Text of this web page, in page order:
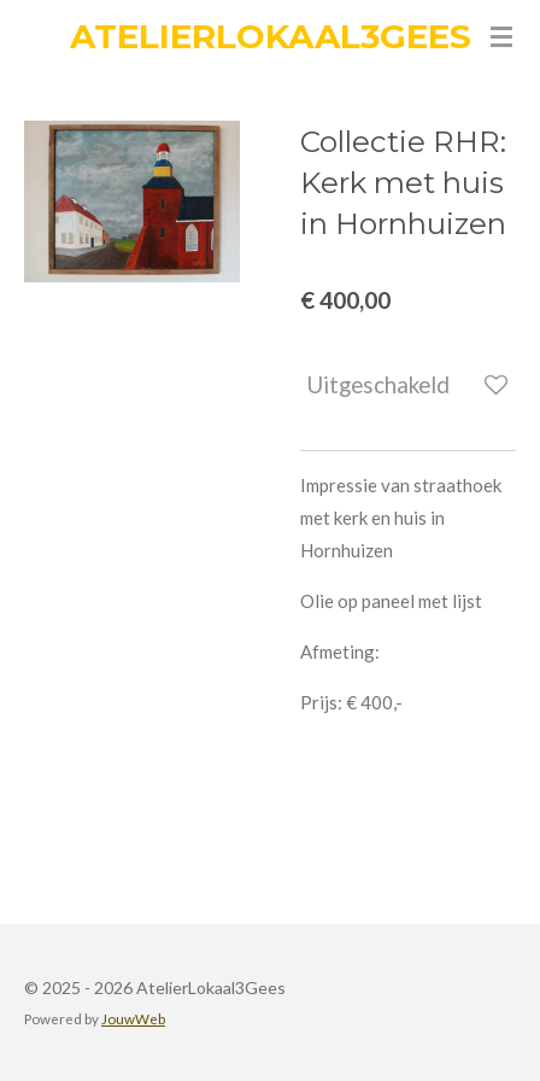
de
hoofdinhoud
ATELIERLOKAAL3GEES
Collectie RHR:
Kerk met huis
in Hornhuizen
€ 400,00
Uitgeschakeld
Impressie van straathoek
met kerk en huis in
Hornhuizen
Olie op paneel met lijst
Afmeting:
Prijs: € 400,-
© 2025 - 2026 AtelierLokaal3Gees
Powered by JouwWeb